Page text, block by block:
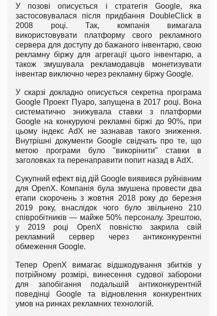
У позові описується і стратегія Google, яка
застосовувалася після придбання DoubleClick в
2008 році. Так, компанія вимагала
використовувати платформу свого рекламного
сервера для доступу до бажаного інвентарю, свою
рекламну біржу для агрегації цього інвентарю, а
також змушувала рекламодавців монетизувати
інвентар виключно через рекламну біржу Google.
У скарзі докладно описується секретна програма
Google Проект Пуаро, запущена в 2017 році. Вона
систематично знижувала ставки з платформи
Google на конкуруючі рекламні біржі до 90%, при
цьому індекс AdX не зазнавав такого зниження.
Внутрішні документи Google свідчать про те, що
метою програми було "викорінити" ставки в
заголовках та перенаправити попит назад в AdX.
Сукупний ефект від дій Google виявився руйнівним
для OpenX. Компанія була змушена провести два
етапи скорочень з жовтня 2018 року до березня
2019 року, внаслідок чого було звільнено 210
співробітників — майже 50% персоналу. Зрештою,
у 2019 році OpenX повністю закрила свій
рекламний сервер через антиконкурентні
обмеження Google.
Тепер OpenX вимагає відшкодування збитків у
потрійному розмірі, винесення судової заборони
для запобігання подальшій антиконкурентній
поведінці Google та відновлення конкурентних
умов на ринках рекламних технологій.